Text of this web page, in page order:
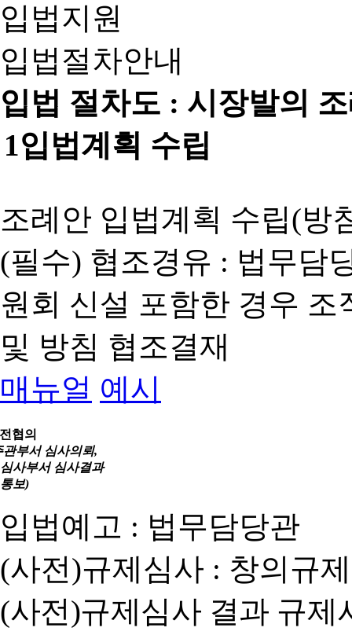
입법지원
입법절차안내
입법 절차도 : 시장발의
1입법계획 수립
조례안 입법계획 수립(방
(필수) 협조경유 : 법무담
원회 신설 포함한 경우
및 방침 협조결재
매뉴얼 예시
협의
관부서 심사의뢰,
심사부서 심사결과
통보)
입법예고 : 법무담당관
(사전)규제심사 : 창의규
(사전)규제심사 결과 규